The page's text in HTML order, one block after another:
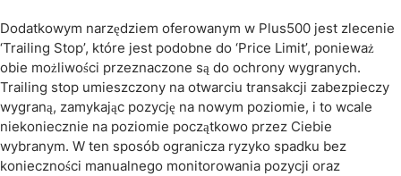
Dodatkowym narzędziem oferowanym w Plus500 jest zlecenie
‘Trailing Stop’, które jest podobne do ‘Price Limit’, ponieważ
obie możliwości przeznaczone są do ochrony wygranych.
Trailing stop umieszczony na otwarciu transakcji zabezpieczy
wygraną, zamykając pozycję na nowym poziomie, i to wcale
niekoniecznie na poziomie początkowo przez Ciebie
wybranym. W ten sposób ogranicza ryzyko spadku bez
konieczności manualnego monitorowania pozycji oraz